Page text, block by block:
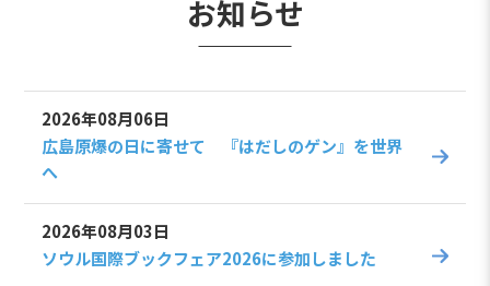
お知らせ
2026年08月06日
広島原爆の日に寄せて 『はだしのゲン』を世界
へ
2026年08月03日
ソウル国際ブックフェア2026に参加しました